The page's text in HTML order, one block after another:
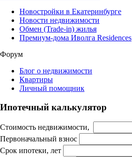
Новостройки в Екатеринбурге
Новости недвижимости
Обмен (Trade-in) жилья
Премиум-дома Иволга Residences
Форум
Блог о недвижимости
Квартиры
Личный помощник
Ипотечный калькулятор
Стоимость недвижимости,
Первоначальный взнос
Срок ипотеки, лет